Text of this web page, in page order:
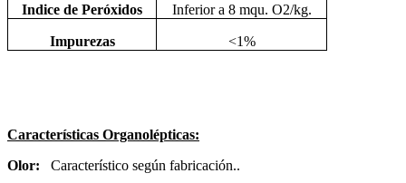
Indice de Peróxidos Inferior a 8 mqu. O2/kg.
Impurezas <1%
Características Organolépticas:
Olor: Característico según fabricación..